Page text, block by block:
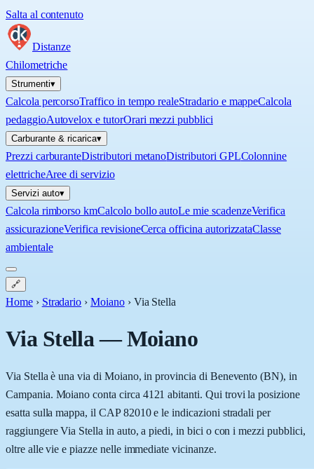
Salta al contenuto
Distanze
Chilometriche
Strumenti▾
Calcola percorsoTraffico in tempo realeStradario e mappeCalcola
pedaggioAutovelox e tutorOrari mezzi pubblici
Carburante & ricarica▾
Prezzi carburanteDistributori metanoDistributori GPLColonnine
elettricheAree di servizio
Servizi auto▾
Calcola rimborso kmCalcolo bollo autoLe mie scadenzeVerifica
assicurazioneVerifica revisioneCerca officina autorizzataClasse
ambientale
🔗
Home › Stradario › Moiano › Via Stella
Via Stella—Moiano
Via Stella è una via di Moiano, in provincia di Benevento (BN), in
Campania. Moiano conta circa 4121 abitanti. Qui trovi la posizione
esatta sulla mappa, il CAP 82010 e le indicazioni stradali per
raggiungere Via Stella in auto, a piedi, in bici o con i mezzi pubblici,
oltre alle vie e piazze nelle immediate vicinanze.